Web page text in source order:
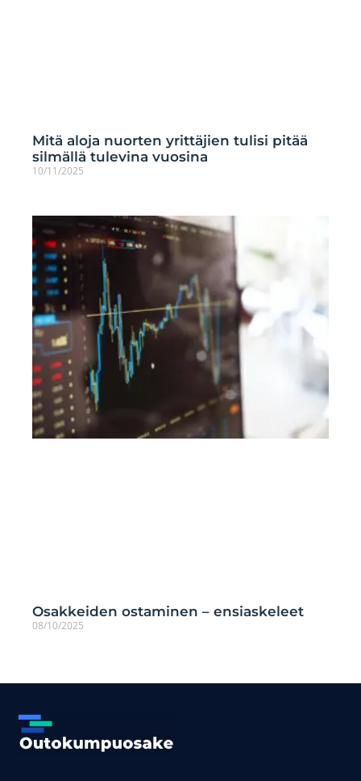
Mitä aloja nuorten yrittäjien tulisi pitää
silmällä tulevina vuosina
10/11/2025
Osakkeiden ostaminen – ensiaskeleet
08/10/2025